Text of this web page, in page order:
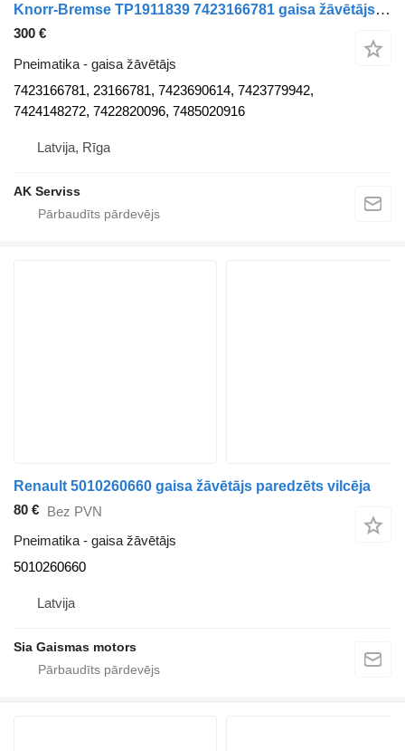
Knorr-Bremse TP1911839 7423166781 gaisa žāvētājs paredzēts Renault T vilcēja
300 €
Pneimatika - gaisa žāvētājs
7423166781, 23166781, 7423690614, 7423779942,
7424148272, 7422820096, 7485020916
Latvija, Rīga
AK Serviss
Renault 5010260660 gaisa žāvētājs paredzēts vilcēja
80 € Bez PVN
Pneimatika - gaisa žāvētājs
5010260660
Latvija
Sia Gaismas motors